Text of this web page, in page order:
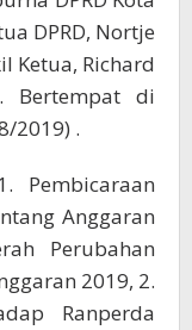
DPRD, Nortje
Ketua, Richard
Bertempat di
2019) .
Pembicaraan
Anggaran
Perubahan
2019, 2.
Ranperda